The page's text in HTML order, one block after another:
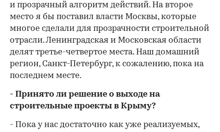
и прозрачный алгоритм действий. На второе
место я бы поставил власти Москвы, которые
многое сделали для прозрачности строительной
отрасли. Ленинградская и Московская области
делят третье-четвертое места. Наш домашний
регион, Санкт-Петербург, к сожалению, пока на
последнем месте.
- Принято ли решение о выходе на
строительные проекты в Крыму?
- Пока у нас достаточно как уже реализуемых,